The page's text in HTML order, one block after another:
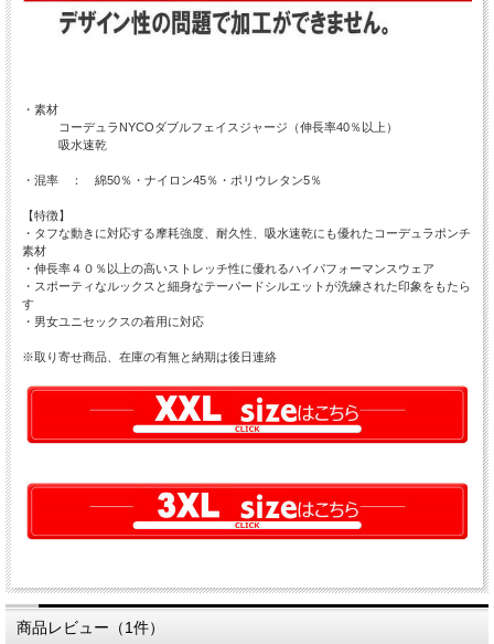
・素材
コーデュラNYCOダブルフェイスジャージ（伸長率40％以上）
吸水速乾
・混率 ： 綿50％・ナイロン45％・ポリウレタン5％
【特徴】
・タフな動きに対応する摩耗強度、耐久性、吸水速乾にも優れたコーデュラポンチ
素材
・伸長率４０％以上の高いストレッチ性に優れるハイパフォーマンスウェア
・スポーティなルックスと細身なテーパードシルエットが洗練された印象をもたら
す
・男女ユニセックスの着用に対応
※取り寄せ商品、在庫の有無と納期は後日連絡
商品レビュー（1件）